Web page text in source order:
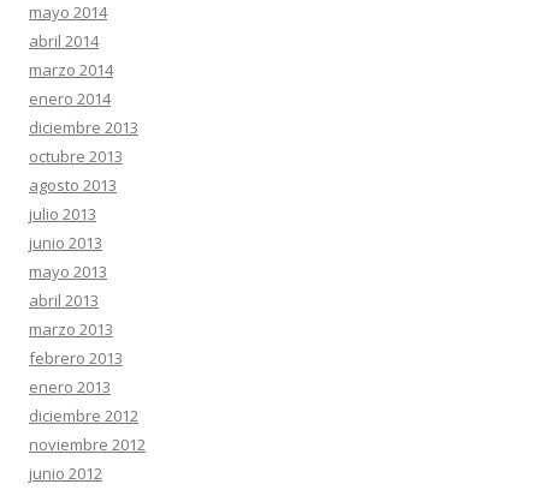
mayo 2014
abril 2014
marzo 2014
enero 2014
diciembre 2013
octubre 2013
agosto 2013
julio 2013
junio 2013
mayo 2013
abril 2013
marzo 2013
febrero 2013
enero 2013
diciembre 2012
noviembre 2012
junio 2012